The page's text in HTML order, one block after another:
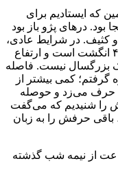
که ایستادیم برای
در‌های پژو باز بود
کثیف. در شرایط عادی،
فاصله تاج لاستیک ماشین با گلگیر حداکثر ۴ انگشت است و ارتفاع
بزرگسال نیست. فاصله
گرفتم؛ کمی بیشتر از
حرف می‌زد و حوصله
را شنیدیم که می‌گفت
حرفش را به زبان
از نیمه شب گذشته